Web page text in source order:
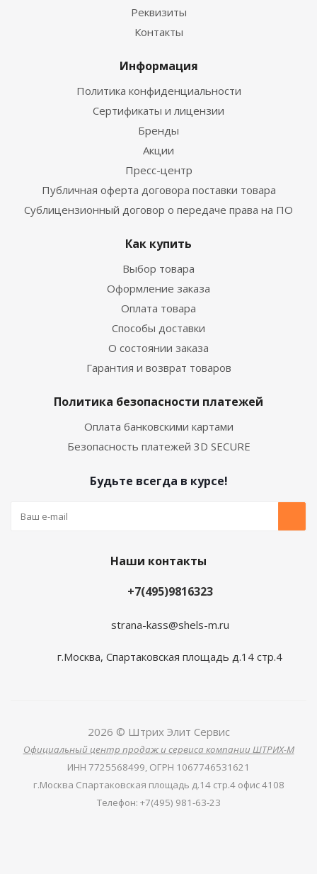
Реквизиты
Контакты
Информация
Политика конфиденциальности
Сертификаты и лицензии
Бренды
Акции
Пресс-центр
Публичная оферта договора поставки товара
Сублицензионный договор о передаче права на ПО
Как купить
Выбор товара
Оформление заказа
Оплата товара
Способы доставки
О состоянии заказа
Гарантия и возврат товаров
Политика безопасности платежей
Оплата банковскими картами
Безопасность платежей 3D SECURE
Будьте всегда в курсе!
Наши контакты
+7(495)9816323
strana-kass@shels-m.ru
г.Москва, Спартаковская площадь д.14 стр.4
2026 © Штрих Элит Сервис
Официальный центр продаж и сервиса компании ШТРИХ-М
ИНН 7725568499, ОГРН 1067746531621
г.Москва Спартаковская площадь д.14 стр.4 офис 4108
Телефон: +7(495) 981-63-23